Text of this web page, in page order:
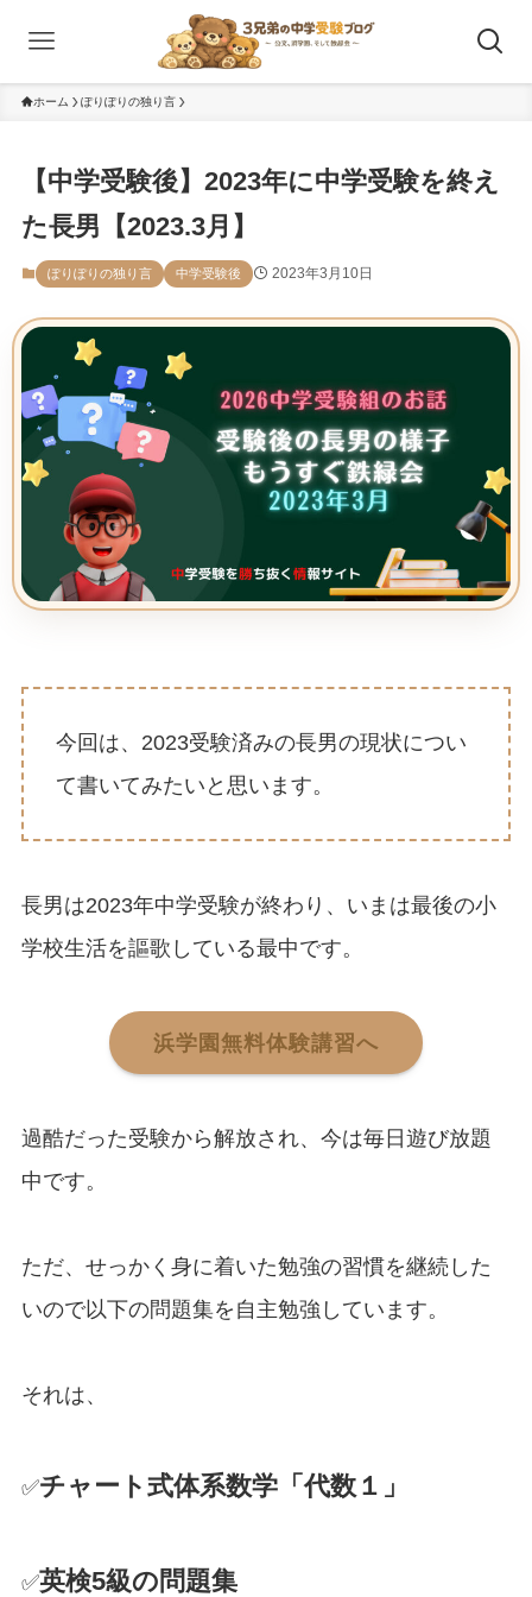
ホーム ぽりぽりの独り言
【中学受験後】2023年に中学受験を終え
た長男【2023.3月】
ぽりぽりの独り言 中学受験後 2023年3月10日
今回は、2023受験済みの長男の現状につい
て書いてみたいと思います。
長男は2023年中学受験が終わり、いまは最後の小
学校生活を謳歌している最中です。
浜学園無料体験講習へ
過酷だった受験から解放され、今は毎日遊び放題
中です。
ただ、せっかく身に着いた勉強の習慣を継続した
いので以下の問題集を自主勉強しています。
それは、
✅チャート式体系数学「代数１」
✅英検5級の問題集